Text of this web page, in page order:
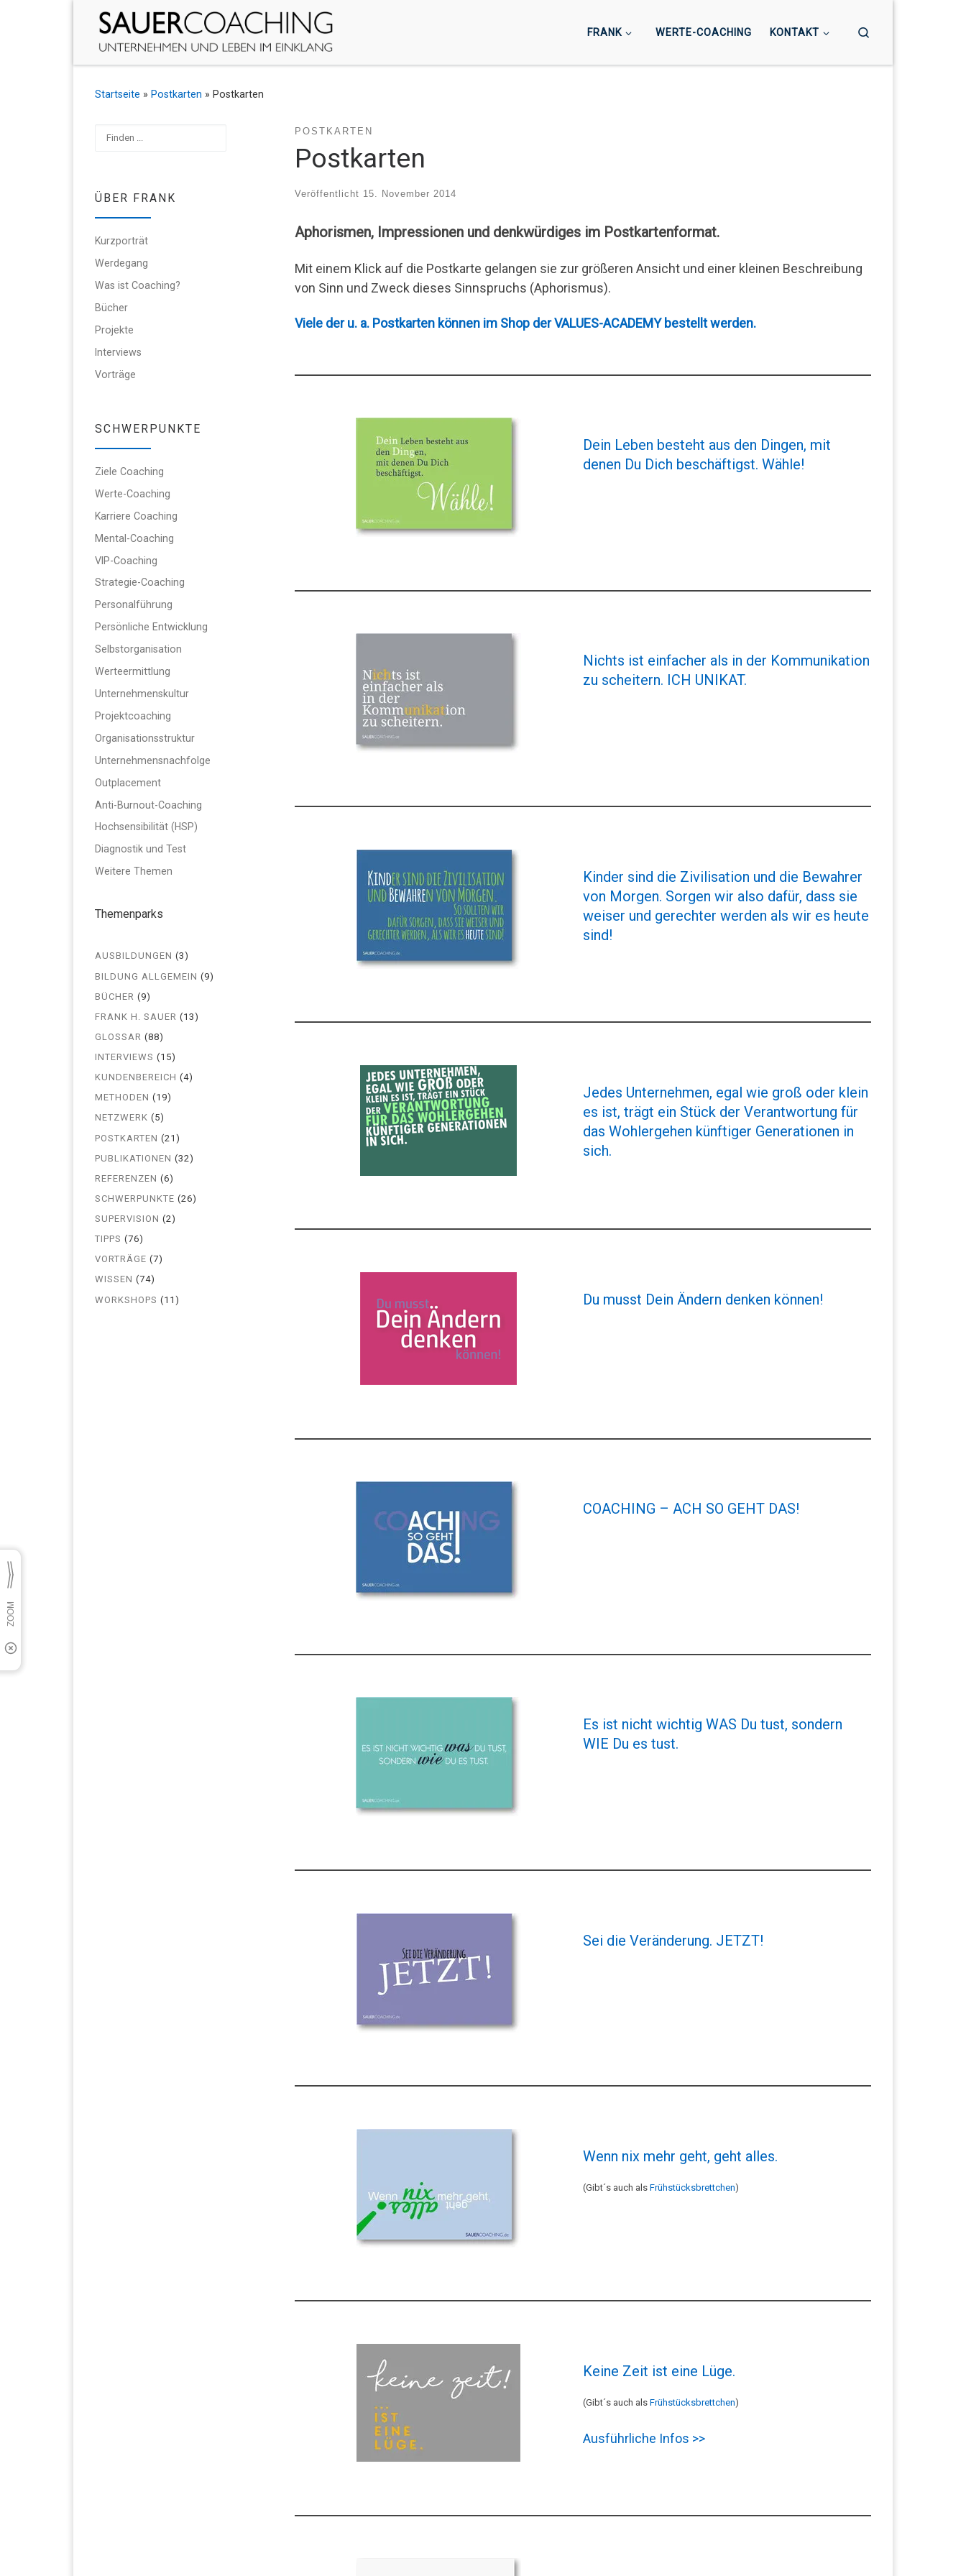
Zum Inhalt springen
FRANK WERTE-COACHING KONTAKT
Startseite » Postkarten » Postkarten
POSTKARTEN
Postkarten
Veröffentlicht 15. November 2014
Aphorismen, Impressionen und denkwürdiges im Postkartenformat.
Mit einem Klick auf die Postkarte gelangen sie zur größeren Ansicht und einer kleinen Beschreibung
von Sinn und Zweck dieses Sinnspruchs (Aphorismus).
Viele der u. a. Postkarten können im Shop der VALUES-ACADEMY bestellt werden.
Dein Leben besteht aus den Dingen, mit
denen Du Dich beschäftigst. Wähle!
Nichts ist einfacher als in der Kommunikation
zu scheitern. ICH UNIKAT.
Kinder sind die Zivilisation und die Bewahrer
von Morgen. Sorgen wir also dafür, dass sie
weiser und gerechter werden als wir es heute
sind!
Jedes Unternehmen, egal wie groß oder klein
es ist, trägt ein Stück der Verantwortung für
das Wohlergehen künftiger Generationen in
sich.
Du musst Dein Ändern denken können!
COACHING – ACH SO GEHT DAS!
Es ist nicht wichtig WAS Du tust, sondern
WIE Du es tust.
Sei die Veränderung. JETZT!
Wenn nix mehr geht, geht alles.
(Gibt´s auch als Frühstücksbrettchen)
Keine Zeit ist eine Lüge.
(Gibt´s auch als Frühstücksbrettchen)
Ausführliche Infos >>
ÜBER FRANK
Kurzporträt
Werdegang
Was ist Coaching?
Bücher
Projekte
Interviews
Vorträge
SCHWERPUNKTE
Ziele Coaching
Werte-Coaching
Karriere Coaching
Mental-Coaching
VIP-Coaching
Strategie-Coaching
Personalführung
Persönliche Entwicklung
Selbstorganisation
Werteermittlung
Unternehmenskultur
Projektcoaching
Organisationsstruktur
Unternehmensnachfolge
Outplacement
Anti-Burnout-Coaching
Hochsensibilität (HSP)
Diagnostik und Test
Weitere Themen
Themenparks
AUSBILDUNGEN (3)
BILDUNG ALLGEMEIN (9)
BÜCHER (9)
FRANK H. SAUER (13)
GLOSSAR (88)
INTERVIEWS (15)
KUNDENBEREICH (4)
METHODEN (19)
NETZWERK (5)
POSTKARTEN (21)
PUBLIKATIONEN (32)
REFERENZEN (6)
SCHWERPUNKTE (26)
SUPERVISION (2)
TIPPS (76)
VORTRÄGE (7)
WISSEN (74)
WORKSHOPS (11)